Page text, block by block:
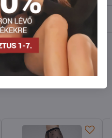
mail